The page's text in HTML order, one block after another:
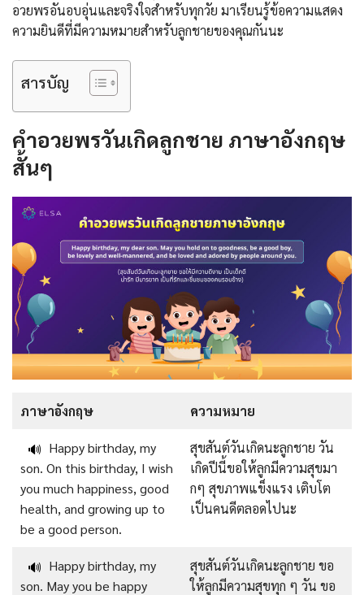
อวยพรอันอบอุ่นและจริงใจสำหรับทุกวัย มาเรียนรู้ข้อความแสดง
ความยินดีที่มีความหมายสำหรับลูกชายของคุณกันนะ
สารบัญ
คำอวยพรวันเกิดลูกชาย ภาษาอังกฤษ
สั้นๆ
ภาษาอังกฤษ ความหมาย
🔊 Happy birthday, my
son. On this birthday, I wish
you much happiness, good
health, and growing up to
be a good person.
สุขสันต์วันเกิดนะลูกชาย วัน
เกิดปีนี้ขอให้ลูกมีความสุขมา
กๆ สุขภาพแข็งแรง เติบโต
เป็นคนดีตลอดไปนะ
🔊 Happy birthday, my
son. May you be happy
สุขสันต์วันเกิดนะลูกชาย ขอ
ให้ลูกมีความสุขทุก ๆ วัน ขอ